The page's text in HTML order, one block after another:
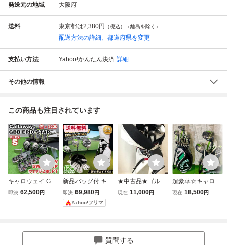
発送元の地域 大阪府
送料 東京都は2,380円 （税込）（離島を除く）
配送方法の詳細、都道府県を変更
支払い方法 Yahoo!かんたん決済 詳細
その他の情報
この商品も注目されています
キャロウェイ GBB
EPIC STAR ゴル
即決 62,500円
送料無料
新品バッグ付 キャ
ロウェイ EPIC メ
ンズ ゴルフクラブ
セット 12本
即決 69,980円
Yahoo!フリマ
★中古品★ゴルフ
クラブセット V77
現在 11,000円
超豪華☆キャロウ
ェイEPIC MAX/SP
現在 18,500円
質問する